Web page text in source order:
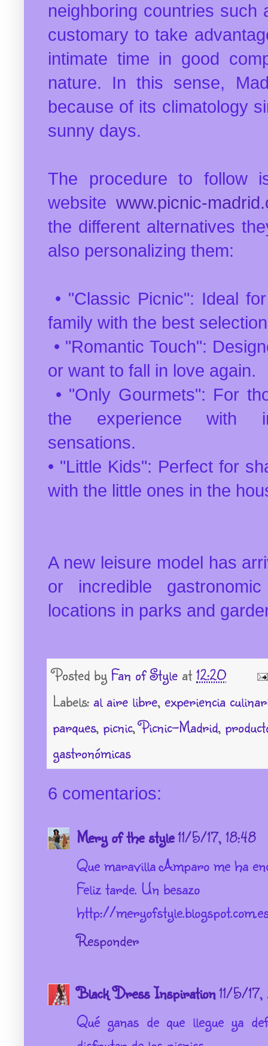
neighboring countries
customary to take
intimate time in good
nature. In this sense,
because of its climatology
sunny days.
The procedure to follow
websitewww.picnic-
the different alternatives
also personalizing them:
• "Classic Picnic": Ideal
family with the best
• "Romantic Touch":
or want to fall in love again.
• "Only Gourmets": For
the experience with
sensations.
• "Little Kids": Perfect for
with the little ones in the
A new leisure model has
or incredible
locations in parks and
Posted by Fan of Style at 12:20
Labels: al aire libre, experiencia
parques, picnic,Picnic-Madrid,
gastronómicas
6 comentarios:
Mery of the style11/5/17, 18:48
Que maravilla Amparo me ha
Feliz tarde. Un besazo
http://
Responder
Black Dress Inspiration11/5/
Qué ganas de que llegue ya